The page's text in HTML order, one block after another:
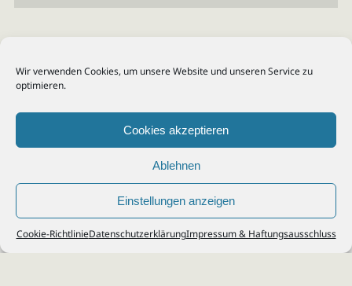
Wir verwenden Cookies, um unsere Website und unseren Service zu
optimieren.
Cookies akzeptieren
Ablehnen
Einstellungen anzeigen
Cookie-RichtlinieDatenschutzerklärungImpressum & Haftungsausschluss
© 2026Steuerberater Kempf, Köln - Steuerberatung Poll, Porz, Deutz, Mülheim,